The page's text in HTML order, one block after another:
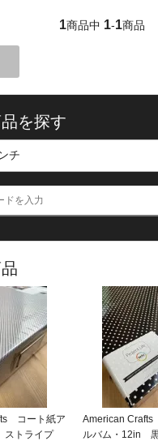
1商品中 1-1商品
を探す
コート紙ア
ストライプ
American
ルバム・12in